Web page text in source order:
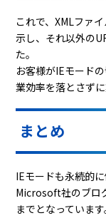
これで、XMLファ
示し、それ以外の
た。
お客様がIEモード
業効率を落とさずに
まとめ
IEモードも永続的
Microsoft社のブロ
までとなっています